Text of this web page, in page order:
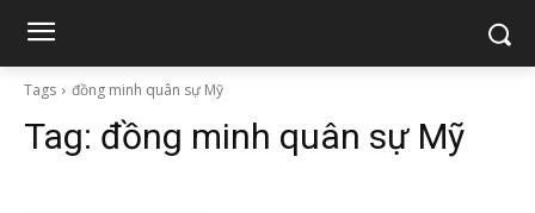
Tags đồng minh quân sự Mỹ
Tag: đồng minh quân sự Mỹ